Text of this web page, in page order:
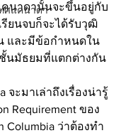
ศแคนาดา
คนาดานั้นจะขึ้นอยู่กับ
ยนจบก็จะได้รับวุฒิ
และมีข้อกำหนดใน
นมัธยมที่แตกต่างกัน
จะมาเล่าถึงเรื่องน่ารู้
Requirement ของ
Columbia ว่าต้องทำ